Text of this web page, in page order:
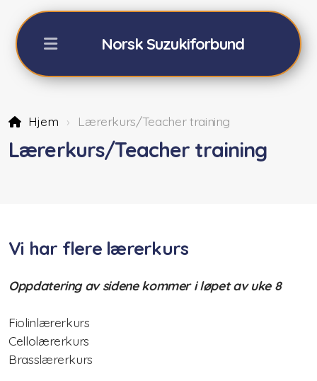
Norsk Suzukiforbund
Hjem Lærerkurs/Teacher training
Lærerkurs/Teacher training
Vi har flere lærerkurs
Oppdatering av sidene kommer i løpet av uke 8
Fiolinlærerkurs
Cellolærerkurs
Brasslærerkurs
NSFs Sommerkurs Geilo
Påmelding sommerkurs -26
Akkompagnatører
Orkester/teori/Dalcroze
Praktisk
Nasjonalt pianokurs